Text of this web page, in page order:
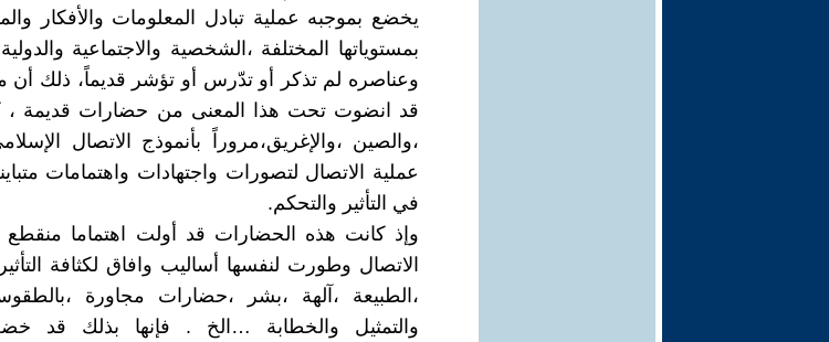
يخضع بموجبه عملية تبادل المعلومات والأفكار
بمستوياتها المختلفة ،الشخصية والاجتماعية
وعناصره لم تذكر أو تدّرس أو تؤشر قديماً، ذلك أن
قد انضوت تحت هذا المعنى من حضارات قديمة ،
،والصين ،والإغريق،مروراً بأنموذج الاتصال
عملية الاتصال لتصورات واجتهادات واهتمامات
في التأثير والتحكم.
وإذ كانت هذه الحضارات قد أولت اهتماما
الاتصال وطورت لنفسها أساليب وافاق لكثافة
،الطبيعة ،آلهة ،بشر ،حضارات مجاورة